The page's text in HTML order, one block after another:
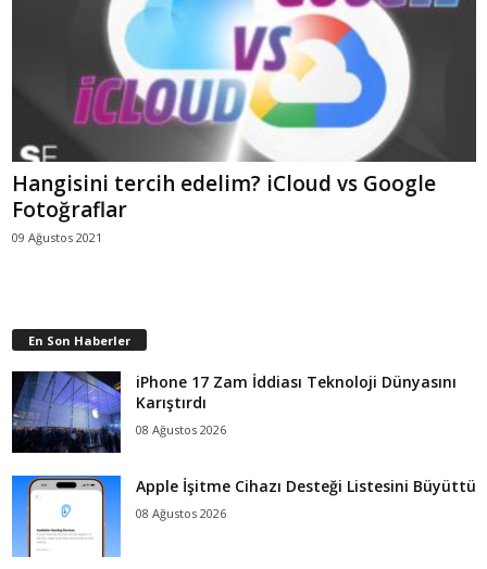
Hangisini tercih edelim? iCloud vs Google
Fotoğraflar
09 Ağustos 2021
En Son Haberler
iPhone 17 Zam İddiası Teknoloji Dünyasını
Karıştırdı
08 Ağustos 2026
Apple İşitme Cihazı Desteği Listesini Büyüttü
08 Ağustos 2026